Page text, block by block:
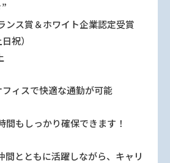
ンス賞＆ホワイト企業認定受賞
祝）
ィスで快適な通勤が可能
もしっかり確保できます！
間とともに活躍しながら、キャリ